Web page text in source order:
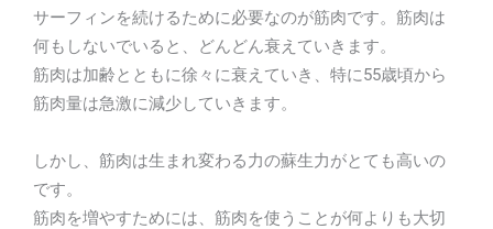
サーフィンを続けるために必要なのが筋肉です。筋肉は
何もしないでいると、どんどん衰えていきます。
筋肉は加齢とともに徐々に衰えていき、特に55歳頃から
筋肉量は急激に減少していきます。
しかし、筋肉は生まれ変わる力の蘇生力がとても高いの
です。
筋肉を増やすためには、筋肉を使うことが何よりも大切